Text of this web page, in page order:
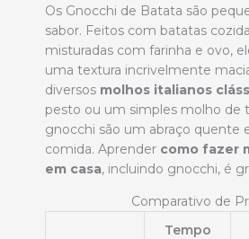
Os Gnocchi de Batata são
sabor. Feitos com batatas
misturadas com farinha e ovo,
uma textura incrivelmente
diversos molhos italianos
pesto ou um simples molho de
gnocchi são um abraço quente
comida. Aprender como fazer
em casa, incluindo gnocchi, é
Comparativo de
Tempo